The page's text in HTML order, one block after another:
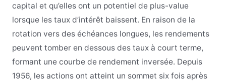
capital et qu’elles ont un potentiel de plus-value
lorsque les taux d’intérêt baissent. En raison de la
rotation vers des échéances longues, les rendements
peuvent tomber en dessous des taux à court terme,
formant une courbe de rendement inversée. Depuis
1956, les actions ont atteint un sommet six fois après